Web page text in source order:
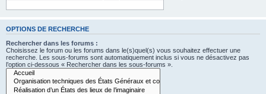
OPTIONS DE RECHERCHE
Rechercher dans les forums :
Choisissez le forum ou les forums dans le(s)quel(s) vous souhaitez effectuer une
recherche. Les sous-forums sont automatiquement inclus si vous ne désactivez pas
l’option ci-dessous « Rechercher dans les sous-forums ».